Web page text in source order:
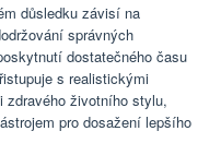
důsledku závisí na
správných
dostatečného času
s realistickými
životního stylu,
pro dosažení lepšího